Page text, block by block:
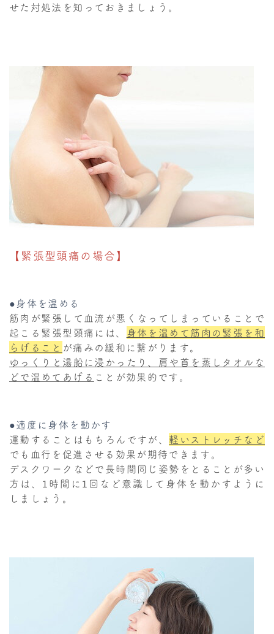
せた対処法を知っておきましょう。
【緊張型頭痛の場合】
●身体を温める
筋肉が緊張して血流が悪くなってしまっていることで
起こる緊張型頭痛には、
身体を温めて筋肉の緊張を和
らげること が痛みの緩和に繋がります。
ゆっくりと湯船に浸かったり、肩や首を蒸しタオルな
どで温めてあげる ことが効果的です。
●適度に身体を動かす
運動することはもちろんですが、 軽いストレッチなど
でも血行を促進させる効果が期待できます。
デスクワークなどで長時間同じ姿勢をとることが多い
方は、1時間に1回など意識して身体を動かすように
しましょう。